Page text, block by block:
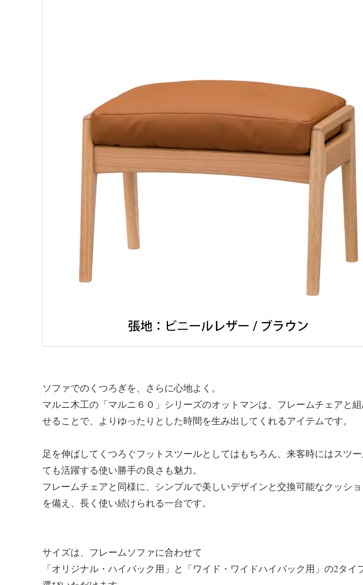
ソファでのくつろぎを、さらに心地よく。
マルニ木工の「マルニ６０」シリーズのオットマンは、フレームチェアと
せることで、よりゆったりとした時間を生み出してくれるアイテムです。
足を伸ばしてくつろぐフットスツールとしてはもちろん、来客時にはスツ
ても活躍する使い勝手の良さも魅力。
フレームチェアと同様に、シンプルで美しいデザインと交換可能なクッシ
を備え、長く使い続けられる一台です。
サイズは、フレームソファに合わせて
「オリジナル・ハイバック用」と「ワイド・ワイドハイバック用」の2タイ